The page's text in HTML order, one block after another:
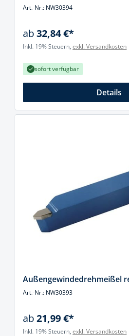
Art.-Nr.: NW30394
ab32,84 €*
Inkl. 19% Steuern, exkl. Versandkosten
sofort verfügbar
Details
Außengewindedrehmeißel
Art.-Nr.: NW30393
ab21,99 €*
Inkl. 19% Steuern, exkl. Versandkosten